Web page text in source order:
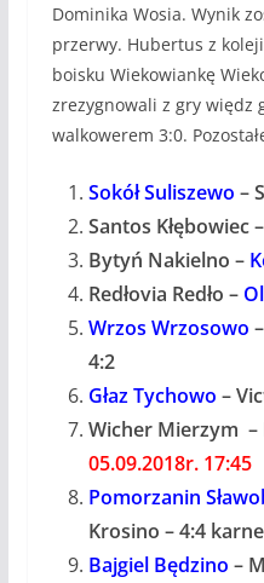
Dominika Wosia. Wynik
przerwy. Hubertus z
boisku Wiekowiankę
zrezygnowali z gry więdz
walkowerem 3:0.
Sokół Suliszewo –
Santos Kłębowiec –
Bytyń Nakielno –
Redłovia Redło –
Wrzos Wrzosowo
4:2
Głaz Tychowo –
Wicher Mierzym –
05.09.2018r. 17:45
Pomorzanin
Krosino – 4:4
Bajgiel Będzino –